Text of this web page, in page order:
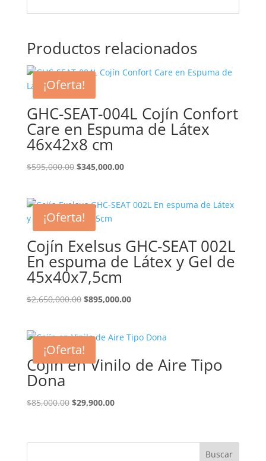
Productos relacionados
¡Oferta!
GHC-SEAT-004L Cojín Confort
Care en Espuma de Látex
46x42x8 cm
$595,000.00 El
era:
$595,000.00.
$345,000.00El
es:
¡Oferta!
Cojín Exelsus GHC-SEAT 002L
En espuma de Látex y Gel de
45x40x7,5cm
$2,650,000.00 El
era:
$2,650,000.00.
$895,000.00El
es:
¡Oferta!
Cojín en Vinilo de Aire Tipo
Dona
$85,000.00 El
era:
$29,900.00El
es: